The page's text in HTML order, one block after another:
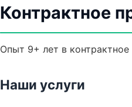
Контрактное
Опыт 9+ лет в
Наши услуги